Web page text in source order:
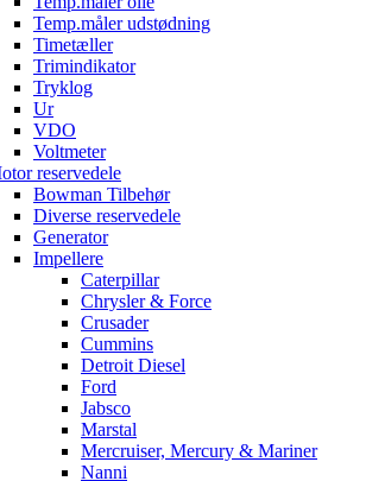
Temp.måler udstødning
Timetæller
Trimindikator
Tryklog
Ur
VDO
Voltmeter
reservedele
Bowman Tilbehør
Diverse reservedele
Generator
Impellere
Caterpillar
Chrysler & Force
Crusader
Cummins
Detroit Diesel
Ford
Jabsco
Marstal
Mercruiser, Mercury & Mariner
Nanni